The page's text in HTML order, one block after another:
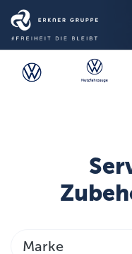
Aktionen
Unternehmen
Markenwelt
Marke